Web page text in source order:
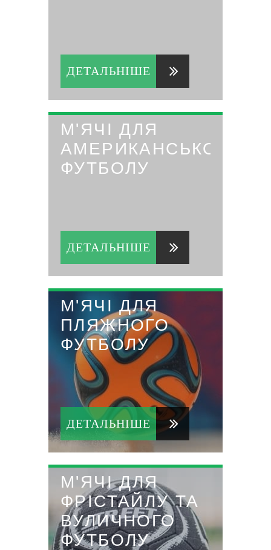
ДЕТАЛЬНІШЕ
М'ЯЧІ ДЛЯ
АМЕРИКАНСЬКОГО
ФУТБОЛУ
ДЕТАЛЬНІШЕ
М'ЯЧІ ДЛЯ
ПЛЯЖНОГО
ФУТБОЛУ
ДЕТАЛЬНІШЕ
М'ЯЧІ ДЛЯ
ФРІСТАЙЛУ ТА
ВУЛИЧНОГО
ФУТБОЛУ